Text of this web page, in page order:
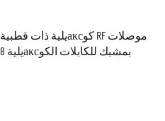
بمشبك للكابلات الكوаксيلية RG58 وRG223 وLMR195 وLMR200